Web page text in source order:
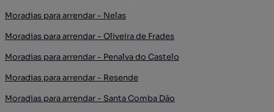
Moradias para arrendar - Nelas
Moradias para arrendar - Oliveira de Frades
Moradias para arrendar - Penalva do Castelo
Moradias para arrendar - Resende
Moradias para arrendar - Santa Comba Dão